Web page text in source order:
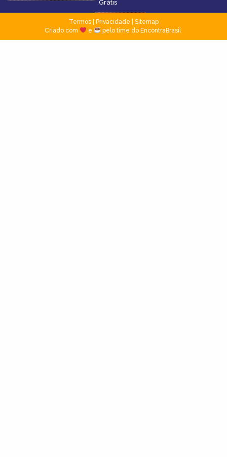
Grátis
Termos| Privacidade
Sitemap
Criado com
e pelo time do EncontraBrasil